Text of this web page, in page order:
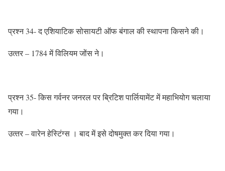
प्रश्‍न 34- द एशियाटिक सोसायटी ऑफ बंगाल की स्‍थापना किसने की।
उत्‍तर – 1784 में विलियम जोंस ने।
प्रश्‍न 35- किस गर्वनर जनरल पर ब्रिटिश पार्लियामेंट में महाभियोग चलाया
गया।
उत्‍तर – वारेन हेस्टिंग्‍स । बाद में इसे दोषमुक्‍त कर दिया गया।